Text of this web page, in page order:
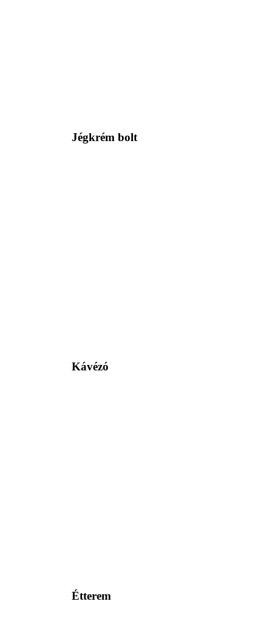
Jégkrém bolt
Kávézó
Étterem